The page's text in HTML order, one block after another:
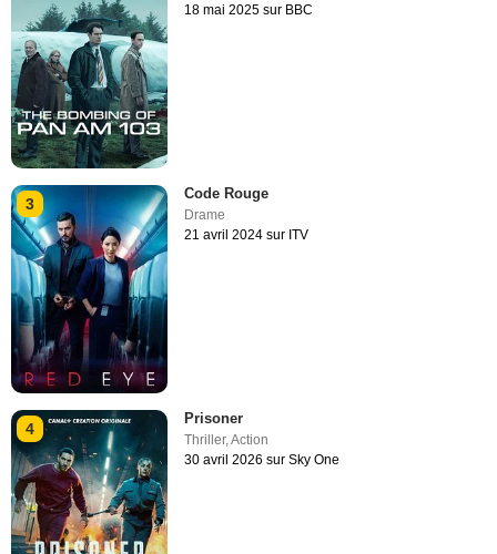
18 mai 2025 sur BBC
3
Code Rouge
Drame
21 avril 2024 sur ITV
4
Prisoner
Thriller,Action
30 avril 2026 sur Sky One